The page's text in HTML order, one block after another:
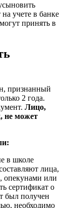
учете в банке
принять в
признанный
2 года.
Лицо,
не может
в школе
лица,
опекунами или
сертификат о
был получен
необходимо